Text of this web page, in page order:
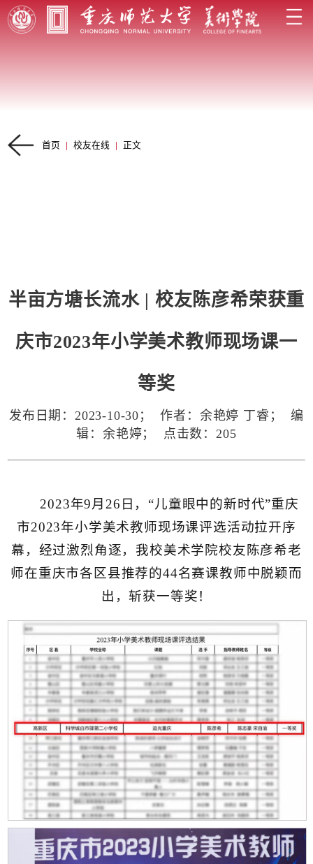
首页 校友在线 正文
半亩方塘长流水 | 校友陈彦希荣获重
庆市2023年小学美术教师现场课一
等奖
发布日期：2023-10-30； 作者：余艳婷 丁睿； 编
辑：余艳婷； 点击数：205
2023年9月26日，“儿童眼中的新时代”重庆
市2023年小学美术教师现场课评选活动拉开序
幕，经过激烈角逐，我校美术学院校友陈彦希老
师在重庆市各区县推荐的44名赛课教师中脱颖而
出，斩获一等奖！